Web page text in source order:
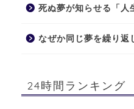
死ぬ夢が知らせる「人
なぜか同じ夢を繰り返
24時間ランキング